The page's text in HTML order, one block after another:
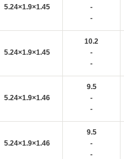
5.24×1.9×1.45
-
-
5.24×1.9×1.45
10.2
-
-
5.24×1.9×1.46
9.5
-
-
5.24×1.9×1.46
9.5
-
-